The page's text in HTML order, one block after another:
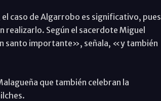
el caso de Algarrobo es significativo, pues
realizarlo. Según el sacerdote Miguel
santo importante», señala, «y también
que también celebran la